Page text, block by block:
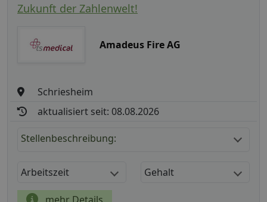
Zukunft der Zahlenwelt!
Amadeus Fire AG
Schriesheim
aktualisiert seit: 08.08.2026
Stellenbeschreibung:
Arbeitszeit Gehalt
mehr Details